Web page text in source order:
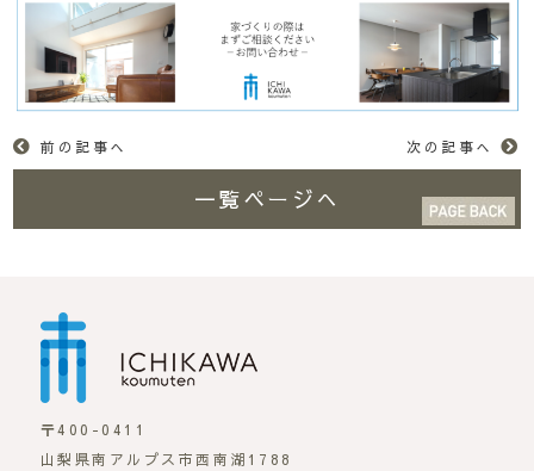
前の記事へ 次の記事へ
一覧ページへ
〒400-0411
山梨県南アルプス市西南湖1788